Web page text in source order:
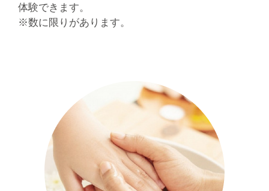
体験できます。
※数に限りがあります。